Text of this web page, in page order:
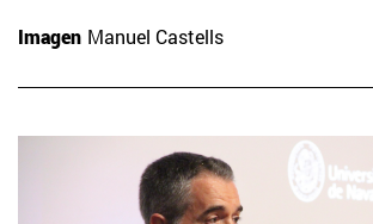
Imagen Manuel Castells